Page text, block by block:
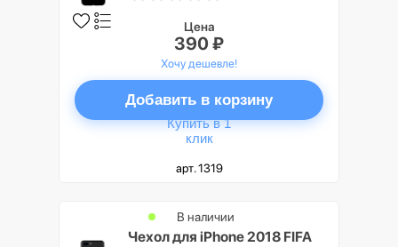
Цена
390 ₽
Хочу дешевле!
Добавить в корзину
Купить в 1
клик
арт. 1319
Чехол для iPhone 2018 FIFA
В наличии